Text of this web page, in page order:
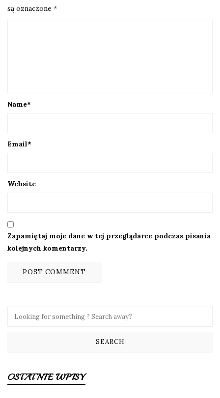
są oznaczone *
Name*
Email*
Website
Zapamiętaj moje dane w tej przeglądarce podczas pisania
kolejnych komentarzy.
OSTATNIE WPISY